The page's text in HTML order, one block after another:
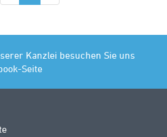
Kanzlei besuchen Sie uns
Seite